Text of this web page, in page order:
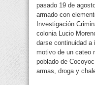
pasado 19 de
armado con
Investigación
colonia Lucio
darse continuidad a
motivo de un cateo
poblado de
armas, droga y